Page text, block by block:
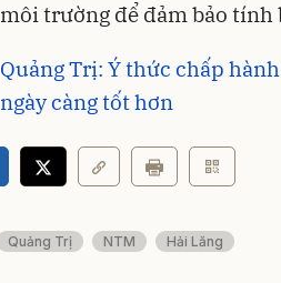
môi trường để đảm bảo tính
Quảng Trị: Ý thức chấp
ngày càng tốt hơn
Quảng Trị NTM Hải Lăng